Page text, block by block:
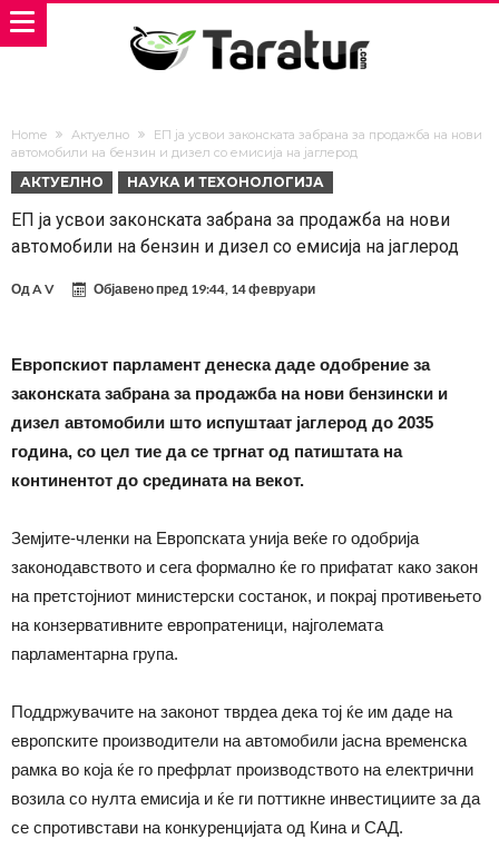
Home Актуелно
ЕП ја усвои законската забрана за продажба на нови
автомобили на бензин и дизел со емисија на јаглерод
АКТУЕЛНО НАУКА И ТЕХОНОЛОГИЈА
ЕП ја усвои законската забрана за продажба на нови
автомобили на бензин и дизел со емисија на јаглерод
ОдA V Објавено пред 19:44, 14 февруари
Европскиот парламент денеска даде одобрение за
законската забрана за продажба на нови бензински и
дизел автомобили што испуштаат јаглерод до 2035
година, со цел тие да се тргнат од патиштата на
континентот до средината на векот.
Земјите-членки на Европската унија веќе го одобрија
законодавството и сега формално ќе го прифатат како закон
на претстојниот министерски состанок, и покрај противењето
на конзервативните европратеници, најголемата
парламентарна група.
Поддржувачите на законот тврдеа дека тој ќе им даде на
европските производители на автомобили јасна временска
рамка во која ќе го префрлат производството на електрични
возила со нулта емисија и ќе ги поттикне инвестициите за да
се спротивстави на конкуренцијата од Кина и САД.